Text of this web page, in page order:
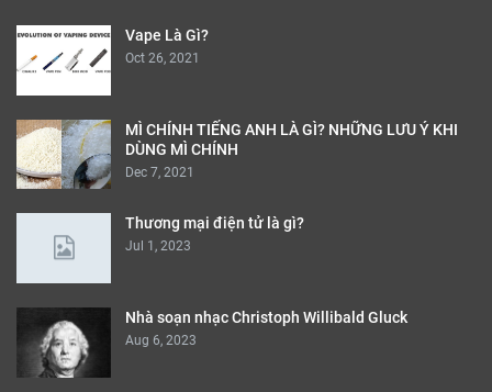
Vape Là Gì?
Oct 26, 2021
MÌ CHÍNH TIẾNG ANH LÀ GÌ? NHỮNG LƯU Ý KHI
DÙNG MÌ CHÍNH
Dec 7, 2021
Thương mại điện tử là gì?
Jul 1, 2023
Nhà soạn nhạc Christoph Willibald Gluck
Aug 6, 2023